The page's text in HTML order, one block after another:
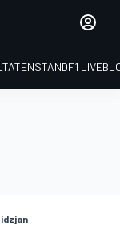
STANDF1